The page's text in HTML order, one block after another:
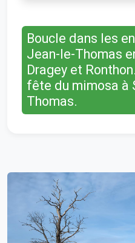
Boucle dans les
Jean-le-Thomas
Dragey et
fête du mimosa à
Thomas.